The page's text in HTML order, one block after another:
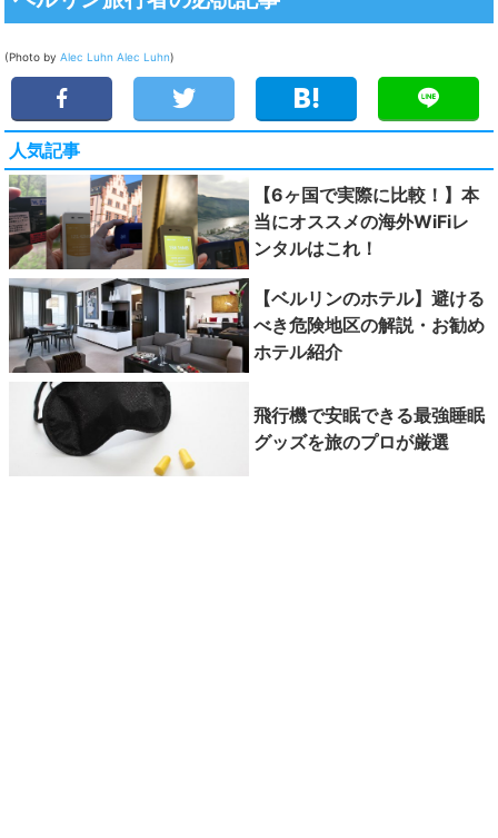
(Photo by Alec Luhn Alec Luhn)
人気記事
【6ヶ国で実際に比較！】本
当にオススメの海外WiFiレ
ンタルはこれ！
【ベルリンのホテル】避ける
べき危険地区の解説・お勧め
ホテル紹介
飛行機で安眠できる最強睡眠
グッズを旅のプロが厳選